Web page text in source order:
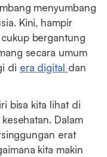
menyumbang
Kini, hampir
bergantung
secara umum
di era digital dan
bisa kita lihat di
Dalam
erat
kita makin